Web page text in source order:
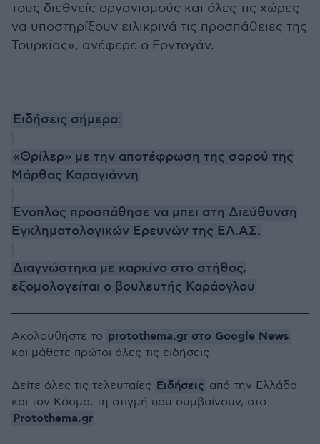
τους διεθνείς οργανισμούς και όλες τις χώρες
να υποστηρίξουν ειλικρινά τις προσπάθειες της
Τουρκίας», ανέφερε ο Ερντογάν.
Ειδήσεις σήμερα:
«Θρίλερ» με την αποτέφρωση της σορού της
Μάρθας Καραγιάννη
Ένοπλος προσπάθησε να μπει στη Διεύθυνση
Εγκληματολογικών Ερευνών της ΕΛ.ΑΣ.
Διαγνώστηκα με καρκίνο στο στήθος,
εξομολογείται ο βουλευτής Καράογλου
Ακολουθήστε το protothema.gr στο Google News
και μάθετε πρώτοι όλες τις ειδήσεις
Δείτε όλες τις τελευταίες Ειδήσεις από την Ελλάδα
και τον Κόσμο, τη στιγμή που συμβαίνουν, στο
Protothema.gr